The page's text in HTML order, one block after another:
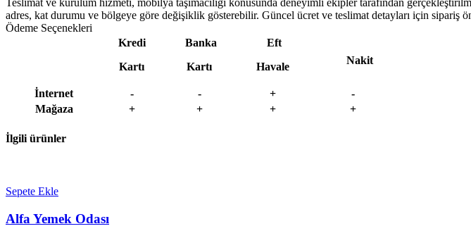
adres, kat durumu ve bölgeye göre değişiklik gösterebilir. Güncel ücret ve teslimat detayları için sipariş
Ödeme Seçenekleri
Kredi
Kartı
Banka
Kartı
Eft
Havale
Nakit
İnternet - - +
-
Mağaza
+ + + +
İlgili ürünler
Sepete Ekle
Alfa Yemek Odası